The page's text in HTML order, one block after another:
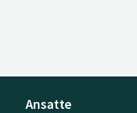
Ansatte